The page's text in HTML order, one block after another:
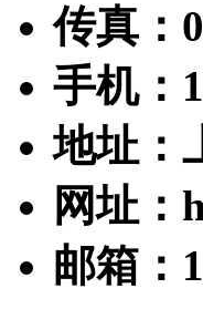
传真：
手机：
地址：
网址：
邮箱：